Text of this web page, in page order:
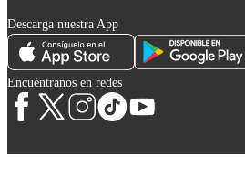
Descarga nuestra App
Encuéntranos en redes